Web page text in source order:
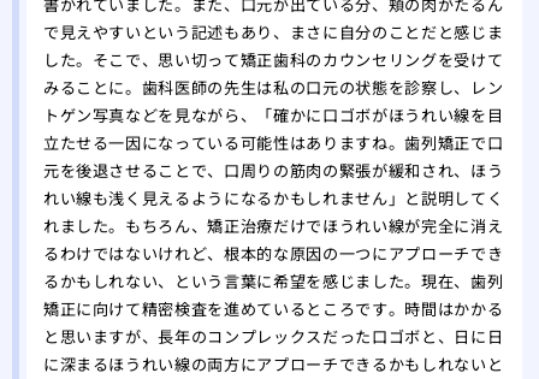
で見えやすいという記述もあり、まさに自分のことだと感じま
した。そこで、思い切って矯正歯科のカウンセリングを受けて
みることに。歯科医師の先生は私の口元の状態を診察し、レン
トゲン写真などを見ながら、「確かに口ゴボがほうれい線を目
立たせる一因になっている可能性はありますね。歯列矯正で口
元を後退させることで、口周りの筋肉の緊張が緩和され、ほう
れい線も浅く見えるようになるかもしれません」と説明してく
れました。もちろん、矯正治療だけでほうれい線が完全に消え
るわけではないけれど、根本的な原因の一つにアプローチでき
るかもしれない、という言葉に希望を感じました。現在、歯列
矯正に向けて精密検査を進めているところです。時間はかかる
と思いますが、長年のコンプレックスだった口ゴボと、日に日
に深まるほうれい線の両方にアプローチできるかもしれないと